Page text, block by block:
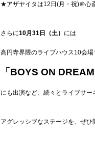
★アザヤイタは12日(月・祝)＠心
さらに10月31日（土） には
高円寺界隈のライブハウス10会場
「BOYS ON
にも出演など、続々とライブサー
アグレッシブなステージを、ぜひ